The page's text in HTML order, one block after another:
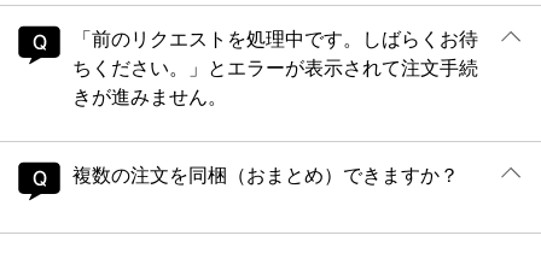
「前のリクエストを処理中です。しばらくお待
ちください。」とエラーが表示されて注文手続
きが進みません。
複数の注文を同梱（おまとめ）できますか？